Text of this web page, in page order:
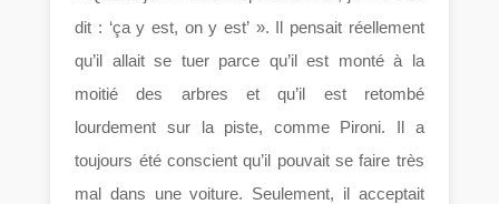
dit : ‘ça y est, on y est’ ». Il pensait réellement
qu’il allait se tuer parce qu’il est monté à la
moitié des arbres et qu’il est retombé
lourdement sur la piste, comme Pironi. Il a
toujours été conscient qu’il pouvait se faire très
mal dans une voiture. Seulement, il acceptait